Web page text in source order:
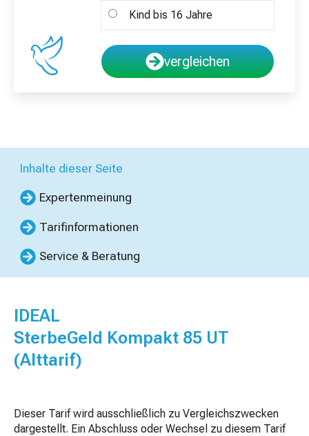
Kind bis 16 Jahre
vergleichen
Inhalte dieser Seite
Expertenmeinung
Tarifinformationen
Service & Beratung
IDEAL
SterbeGeld Kompakt 85 UT
(Alttarif)
Dieser Tarif wird ausschließlich zu Vergleichszwecken
dargestellt. Ein Abschluss oder Wechsel zu diesem Tarif